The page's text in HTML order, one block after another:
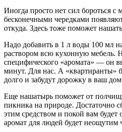
Иногда просто нет сил бороться с
бесконечными чередками
откуда. Здесь тоже поможет
Надо добавить в 1 л воды 100 мл
раствором всю кухонную мебель.
специфического «аромата» — он
минут. Для нас. А «квартиранты»
долго и забудут дорожку в ваш
Еще нашатырь поможет от
пикника на природе. Достаточно
этим средством и покой вам будет
аромат для людей будет неощутим